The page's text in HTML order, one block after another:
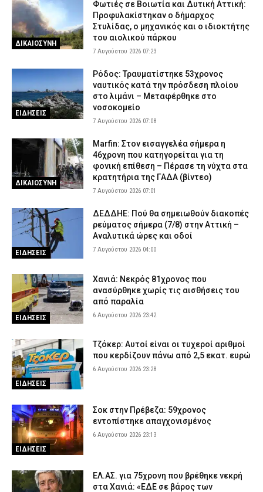
ΔΙΚΑΙΟΣΥΝΗ
Φωτιές σε Βοιωτία και Δυτική Αττική:
Προφυλακίστηκαν ο δήμαρχος
Στυλίδας, ο μηχανικός και ο ιδιοκτήτης
του αιολικού πάρκου
7 Αυγούστου 2026 07:23
ΕΙΔΗΣΕΙΣ
Ρόδος: Τραυματίστηκε 53χρονος
ναυτικός κατά την πρόσδεση πλοίου
στο λιμάνι – Μεταφέρθηκε στο
νοσοκομείο
7 Αυγούστου 2026 07:08
ΔΙΚΑΙΟΣΥΝΗ
Marfin: Στον εισαγγελέα σήμερα η
46χρονη που κατηγορείται για τη
φονική επίθεση – Πέρασε τη νύχτα στα
κρατητήρια της ΓΑΔΑ (βίντεο)
7 Αυγούστου 2026 07:01
ΕΙΔΗΣΕΙΣ
ΔΕΔΔΗΕ: Πού θα σημειωθούν διακοπές
ρεύματος σήμερα (7/8) στην Αττική –
Αναλυτικά ώρες και οδοί
7 Αυγούστου 2026 04:00
ΕΙΔΗΣΕΙΣ
Χανιά: Νεκρός 81χρονος που
ανασύρθηκε χωρίς τις αισθήσεις του
από παραλία
6 Αυγούστου 2026 23:42
ΕΙΔΗΣΕΙΣ
Τζόκερ: Αυτοί είναι οι τυχεροί αριθμοί
που κερδίζουν πάνω από 2,5 εκατ. ευρώ
6 Αυγούστου 2026 23:28
ΕΙΔΗΣΕΙΣ
Σοκ στην Πρέβεζα: 59χρονος
εντοπίστηκε απαγχονισμένος
6 Αυγούστου 2026 23:13
ΕΛ.ΑΣ. για 75χρονη που βρέθηκε νεκρή
στα Χανιά: «ΕΔΕ σε βάρος των